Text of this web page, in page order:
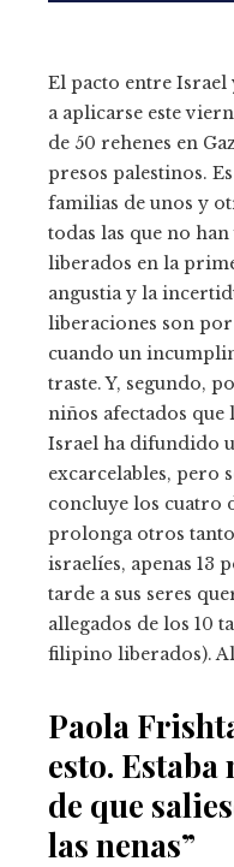
El pacto entre Israel
a aplicarse este
de 50 rehenes en
presos palestinos.
familias de unos y
todas las que no
liberados en la
angustia y la
liberaciones son
cuando un
traste. Y, segundo,
niños afectados que
Israel ha difundido
excarcelables, pero
concluye los cuatro
prolonga otros
israelíes, apenas 13
tarde a sus seres
allegados de los 10
filipino liberados).
Paola
esto. Estaba
de que
las nenas”